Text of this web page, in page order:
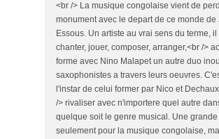
<br /> La musique congolaise vient de
monument avec le depart de ce monde de
Essous. Un artiste au vrai sens du terme,
chanter, jouer, composer, arranger,<br />
forme avec Nino Malapet un autre duo
saxophonistes a travers leurs oeuvres.
l'instar de celui former par Nico et
/> rivaliser avec n'importere quel autre
quelque soit le genre musical. Une grande
seulement pour la musique congolaise,